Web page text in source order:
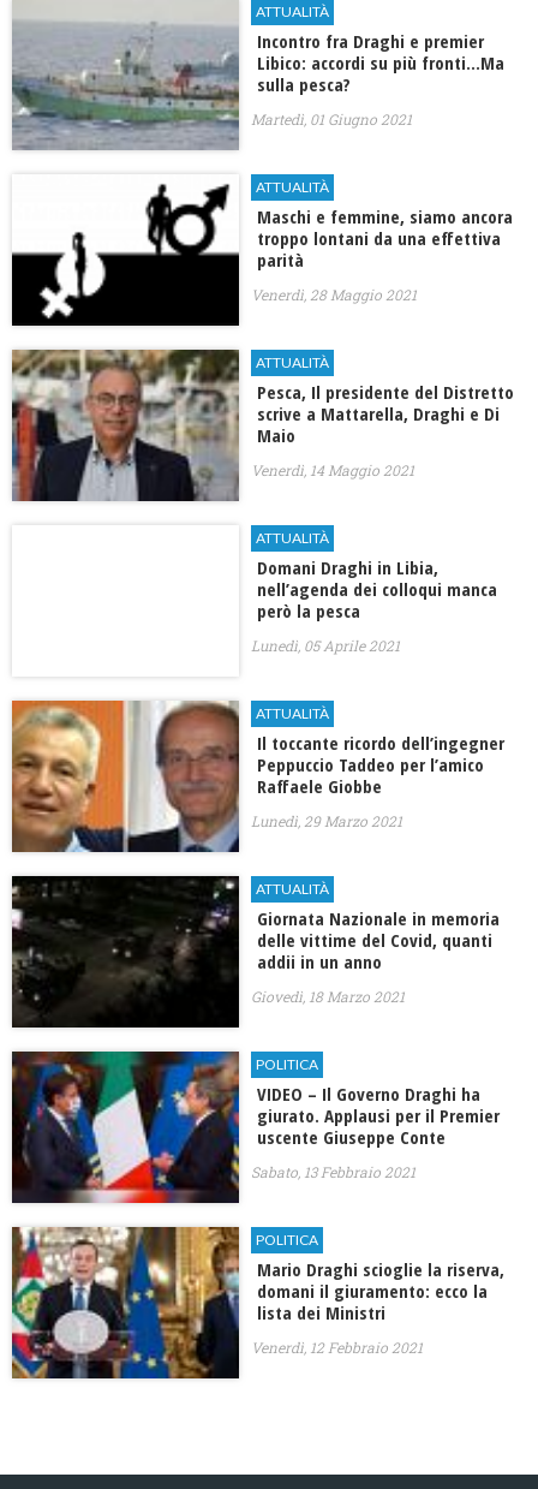
ATTUALITÀ
Incontro fra Draghi e premier
Libico: accordi su più fronti…Ma
sulla pesca?
Martedì, 01 Giugno 2021
ATTUALITÀ
Maschi e femmine, siamo ancora
troppo lontani da una effettiva
parità
Venerdì, 28 Maggio 2021
ATTUALITÀ
Pesca, Il presidente del Distretto
scrive a Mattarella, Draghi e Di
Maio
Venerdì, 14 Maggio 2021
ATTUALITÀ
Domani Draghi in Libia,
nell’agenda dei colloqui manca
però la pesca
Lunedì, 05 Aprile 2021
ATTUALITÀ
Il toccante ricordo dell’ingegner
Peppuccio Taddeo per l’amico
Raffaele Giobbe
Lunedì, 29 Marzo 2021
ATTUALITÀ
Giornata Nazionale in memoria
delle vittime del Covid, quanti
addii in un anno
Giovedì, 18 Marzo 2021
POLITICA
VIDEO – Il Governo Draghi ha
giurato. Applausi per il Premier
uscente Giuseppe Conte
Sabato, 13 Febbraio 2021
POLITICA
Mario Draghi scioglie la riserva,
domani il giuramento: ecco la
lista dei Ministri
Venerdì, 12 Febbraio 2021